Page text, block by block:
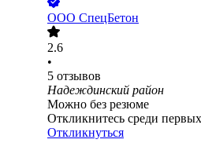
ООО СпецБетон
2.6
•
5 отзывов
Надеждинский район
Можно без резюме
Откликнитесь среди первых
Откликнуться